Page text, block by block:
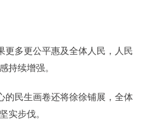
多更公平惠及全体人民，人民
持续增强。
民生画卷还将徐徐铺展，全体
实步伐。